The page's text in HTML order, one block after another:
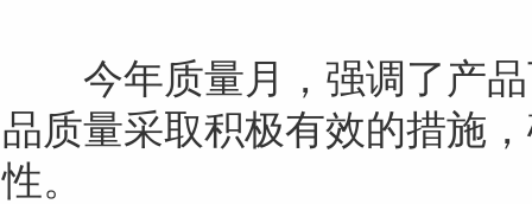
今年质量月，强调了产品
品质量采取积极有效的措施
性。